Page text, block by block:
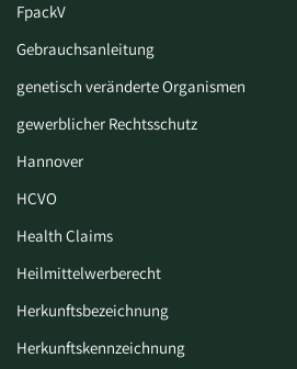
FpackV
Gebrauchsanleitung
genetisch veränderte Organismen
gewerblicher Rechtsschutz
Hannover
HCVO
Health Claims
Heilmittelwerberecht
Herkunftsbezeichnung
Herkunftskennzeichnung